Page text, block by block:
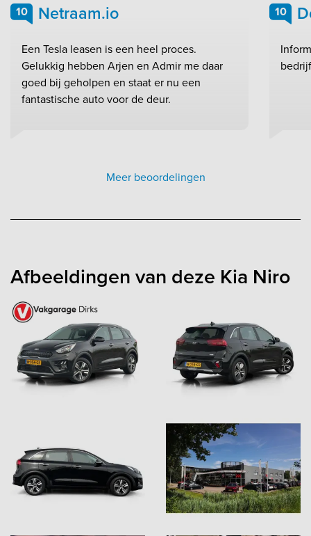
10 Netraam.io
Een Tesla leasen is een heel proces.
Gelukkig hebben Arjen en Admir me daar
goed bij geholpen en staat er nu een
fantastische auto voor de deur.
10
Meer beoordelingen
Afbeeldingen van deze Kia Niro